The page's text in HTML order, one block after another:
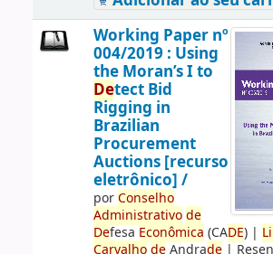
Working Paper nº
004/2019 : Using
the Moran’s I to
Detect Bid
Rigging in
Brazilian
Procurement
Auctions [recurso
eletrônico] /
porConselho
Administrativo de
Defesa Econômica (CADE)|
Carvalho deAndrade| Resen